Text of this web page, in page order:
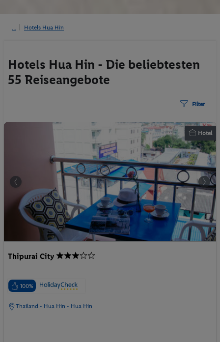
Hotels Hua Hin
Hotels Hua Hin - Die beliebtesten
55 Reiseangebote
Filter
Hotel
Thipurai City
100%
Thailand - Hua Hin - Hua Hin